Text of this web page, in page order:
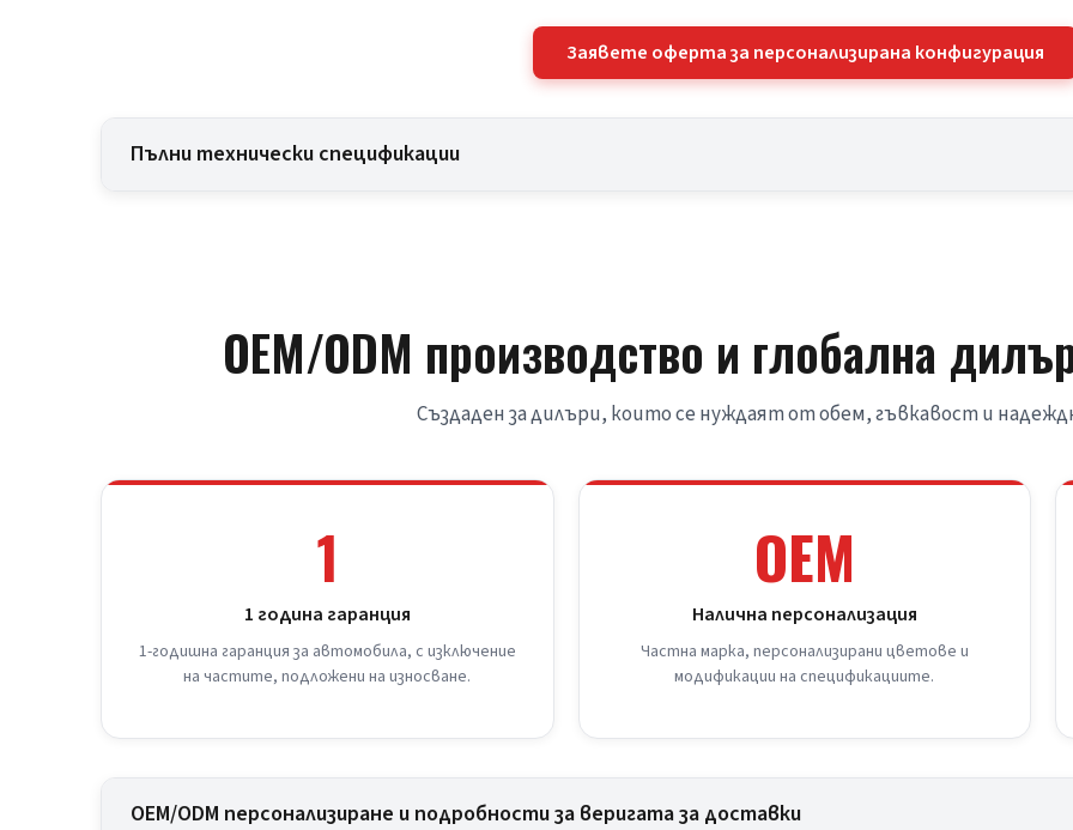
Заявете оферта за персонализирана конфигурация
Пълни технически спецификации
OEM/ODM производство и глобална
Създаден за дилъри, които се нуждаят от обем, гъвкавост и
1
1 година гаранция
1-годишна гаранция за автомобила, с изключение
на частите, подложени на износване.
OEM
Налична персонализация
Частна марка, персонализирани цветове и
модификации на спецификациите.
OEM/ODM персонализиране и подробности за веригата за доставки